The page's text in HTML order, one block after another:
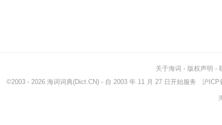
关于海词 - 版权声明 -
©2003 - 2026 海词词典(Dict.CN) - 自 2003 年 11 月 27 日开始服务 沪ICP